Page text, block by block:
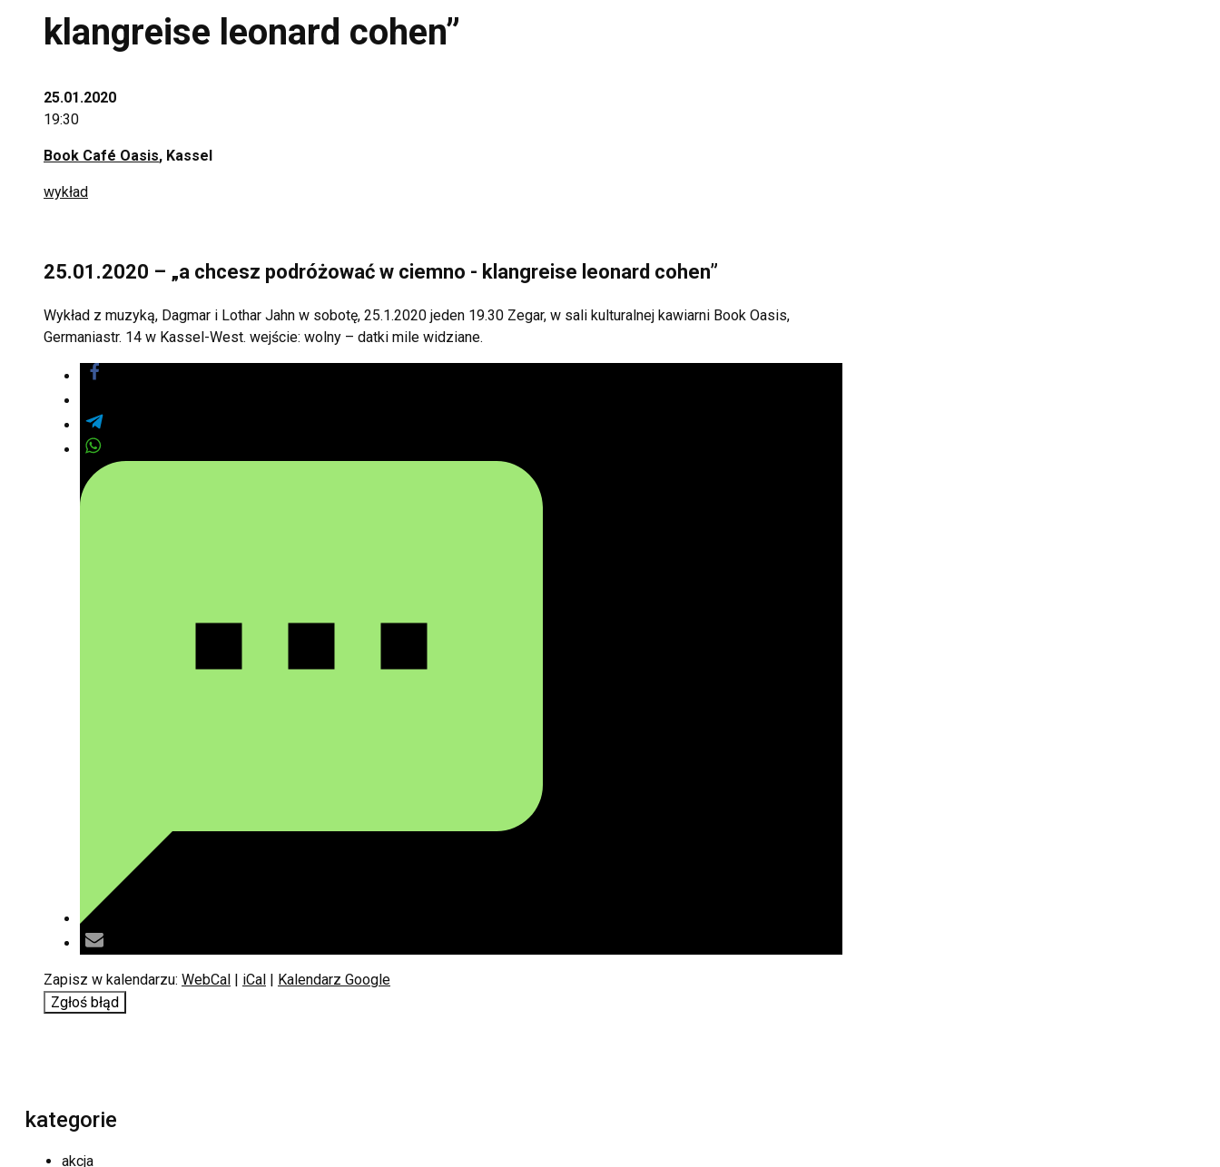
klangreise leonard cohen”
25.01.2020
19:30
Book Café Oasis, Kassel
wykład
25.01.2020 – „a chcesz podróżować w ciemno - klangreise leonard cohen”
Wykład z muzyką, Dagmar i Lothar Jahn w sobotę, 25.1.2020 jeden 19.30 Zegar, w sali kulturalnej kawiarni Book Oasis,
Germaniastr. 14 w Kassel-West. wejście: wolny – datki mile widziane.
Zapisz w kalendarzu: WebCal | iCal | Kalendarz Google
Zgłoś błąd
kategorie
akcja